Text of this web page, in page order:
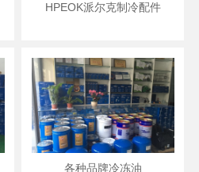
HPEOK派尔克制冷配件
各种品牌冷冻油